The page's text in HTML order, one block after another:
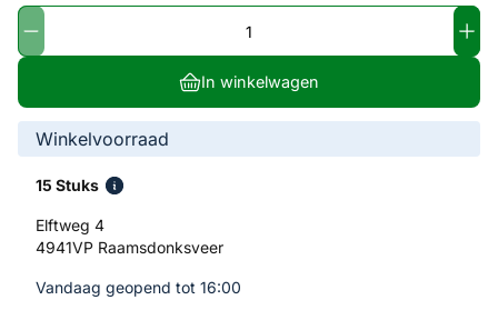
In winkelwagen
Winkelvoorraad
15 Stuks
Elftweg 4
4941VP Raamsdonksveer
Vandaag geopend tot 16:00